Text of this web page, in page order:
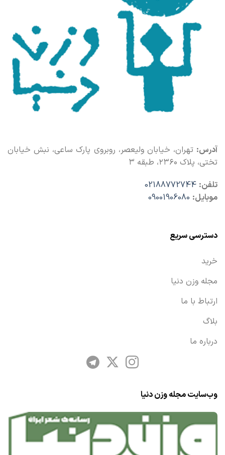
آدرس: تهران، خیابان ولیعصر، روبروی پارک ساعی، نبش خیابان
تختی، پلاک ۲۳۶۰، طبقه ۳
تلفن: 02188772744
موبایل: 09001906080
دسترسی سریع
خرید
مجله وزن دنیا
ارتباط با ما
بلاگ
درباره ما
وب‌سایت مجله وزن دنیا